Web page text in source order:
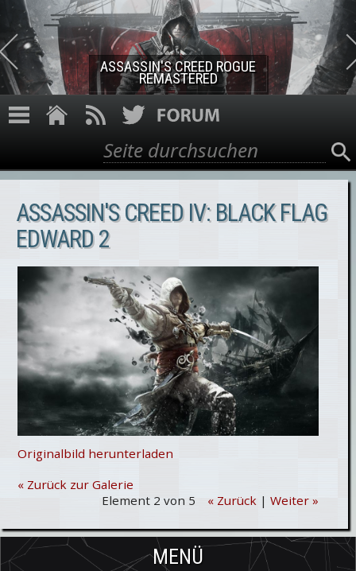
Direkt zum Inhalt
ASSASSIN'S CREED ROGUE
REMASTERED
Suchformular
Suche
ASSASSIN'S CREED IV: BLACK FLAG
EDWARD 2
Originalbild herunterladen
« Zurück zur Galerie
Element 2 von 5
« Zurück| Weiter »
MENÜ